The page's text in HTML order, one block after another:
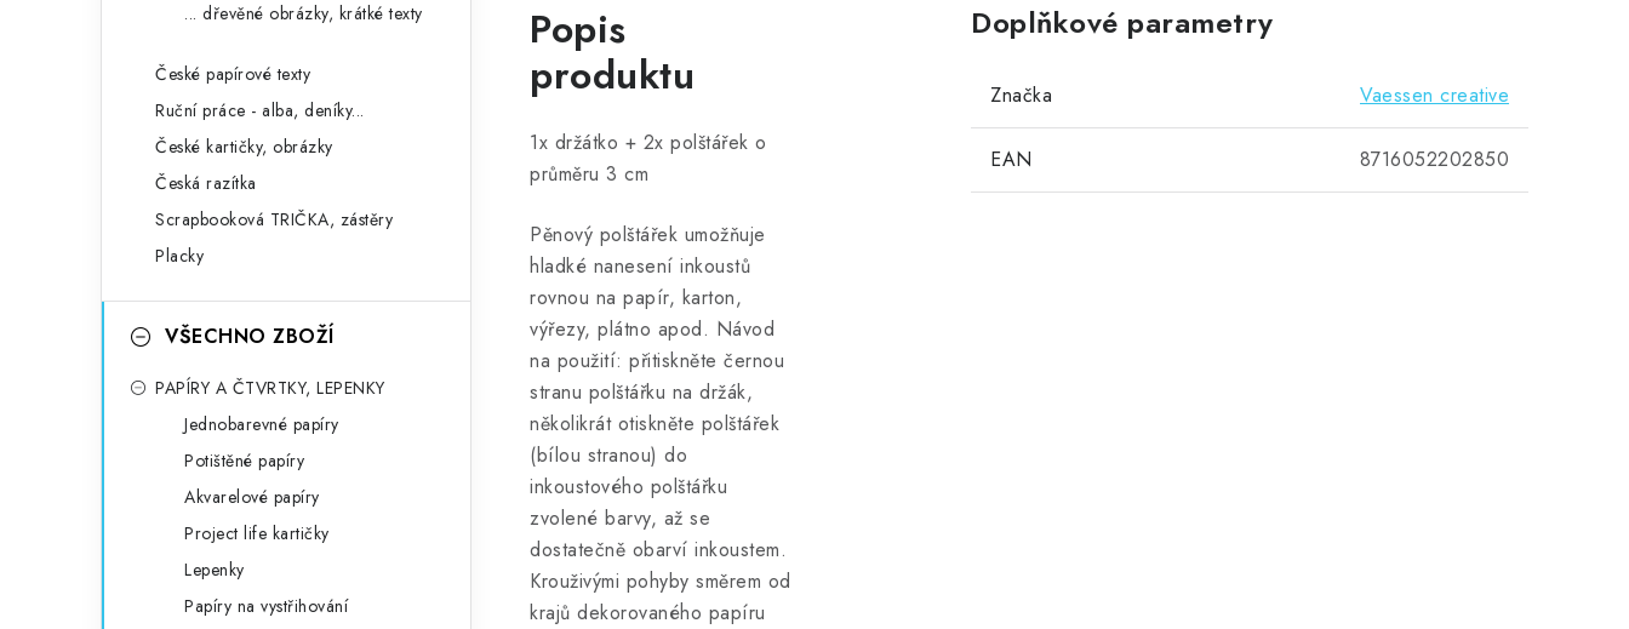
... dřevěné obrázky, krátké texty
České papírové texty
Ruční práce - alba, deníky...
České kartičky, obrázky
Česká razítka
Scrapbooková TRIČKA, zástěry
Placky
VŠECHNO ZBOŽÍ
PAPÍRY A ČTVRTKY, LEPENKY
Jednobarevné papíry
Potištěné papíry
Akvarelové papíry
Project life kartičky
Lepenky
Papíry na vystřihování
Popis
produktu
1x držátko + 2x polštářek o
průměru 3 cm
Pěnový polštářek umožňuje
hladké nanesení inkoustů
rovnou na papír, karton,
výřezy, plátno apod. Návod
na použití: přitiskněte černou
stranu polštářku na držák,
několikrát otiskněte polštářek
(bílou stranou) do
inkoustového polštářku
zvolené barvy, až se
dostatečně obarví inkoustem.
Krouživými pohyby směrem od
krajů dekorovaného papíru
Doplňkové parametry
Značka Vaessen creative
EAN 8716052202850